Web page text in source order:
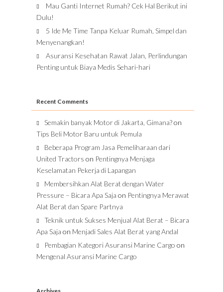
Mau Ganti Internet Rumah? Cek Hal Berikut ini
Dulu!
5 Ide Me Time Tanpa Keluar Rumah, Simpel dan
Menyenangkan!
Asuransi Kesehatan Rawat Jalan, Perlindungan
Penting untuk Biaya Medis Sehari-hari
Recent Comments
Semakin banyak Motor di Jakarta, Gimana?on
Tips Beli Motor Baru untuk Pemula
Beberapa Program Jasa Pemeliharaan dari
United Tractors on Pentingnya Menjaga
Keselamatan Pekerja di Lapangan
Membersihkan Alat Berat dengan Water
Pressure – Bicara Apa Saja on Pentingnya Merawat
Alat Berat dan Spare Partnya
Teknik untuk Sukses Menjual Alat Berat – Bicara
Apa Saja on Menjadi Sales Alat Berat yang Andal
Pembagian Kategori Asuransi Marine Cargo on
Mengenal Asuransi Marine Cargo